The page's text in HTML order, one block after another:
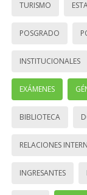
TURISMO
POSGRADO
INSTITUCIONALES
EXÁMENES
BIBLIOTECA
RELACIONES
INGRESANTES